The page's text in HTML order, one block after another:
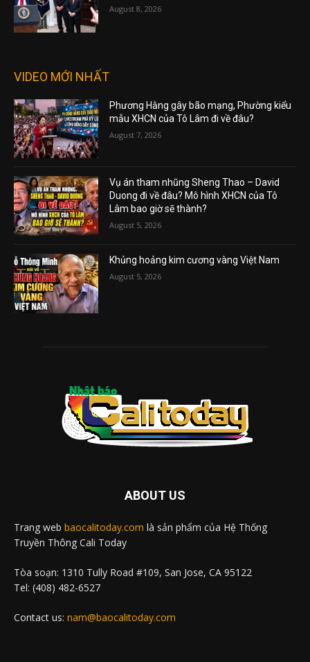
August 8, 2026
VIDEO MỚI NHẤT
Phương Hằng gây bão mạng, Phường kiểu
mẫu XHCN của Tô Lâm đi về đâu?
August 7, 2026
Vụ án tham nhũng Sheng Thao – David
Duong đi về đâu? Mô hình XHCN của Tô
Lâm bao giờ sẽ thành?
August 5, 2026
Khủng hoảng kim cương vàng Việt Nam
August 5, 2026
ABOUT US
Trang web baocalitoday.com là sản phẩm của Hệ Thống
Truyền Thông Cali Today
Tòa soạn: 1310 Tully Road #109, San Jose, CA 95122
Tel: (408) 482-6527
Contact us: nam@baocalitoday.com